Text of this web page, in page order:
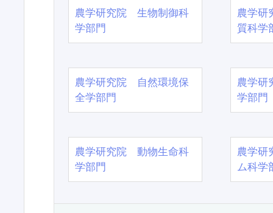
農学研究院 生物制御科
学部門
農学
質科学
農学研究院 自然環境保
全学部門
農学
学部門
農学研究院 動物生命科
学部門
農学
ム科学